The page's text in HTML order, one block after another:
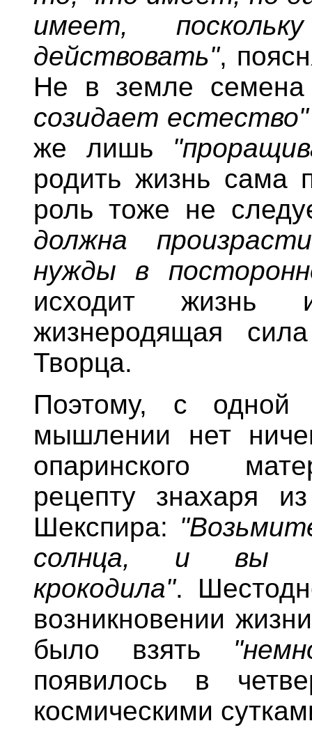
имеет,
действовать",
Не в земле
созидает естество"
же лишь
родить жизнь сама
роль тоже не
должна
нужды в
исходит
жизнеродящая
Творца.
Поэтому, с одной
мышлении нет
опаринского
рецепту знахаря
Шекспира:
солнца, и вы
крокодила".
возникновении
было взять
появилось в
космическими